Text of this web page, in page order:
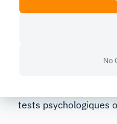
interactions sociales
expérimentale. Par
examinant l’effet de
tests psychologiques
No